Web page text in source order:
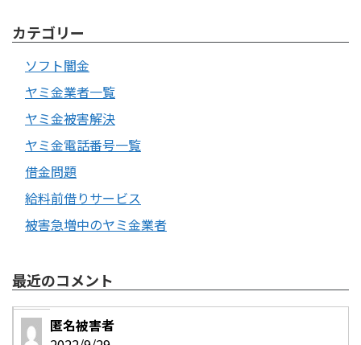
カテゴリー
ソフト闇金
ヤミ金業者一覧
ヤミ金被害解決
ヤミ金電話番号一覧
借金問題
給料前借りサービス
被害急増中のヤミ金業者
最近のコメント
匿名被害者